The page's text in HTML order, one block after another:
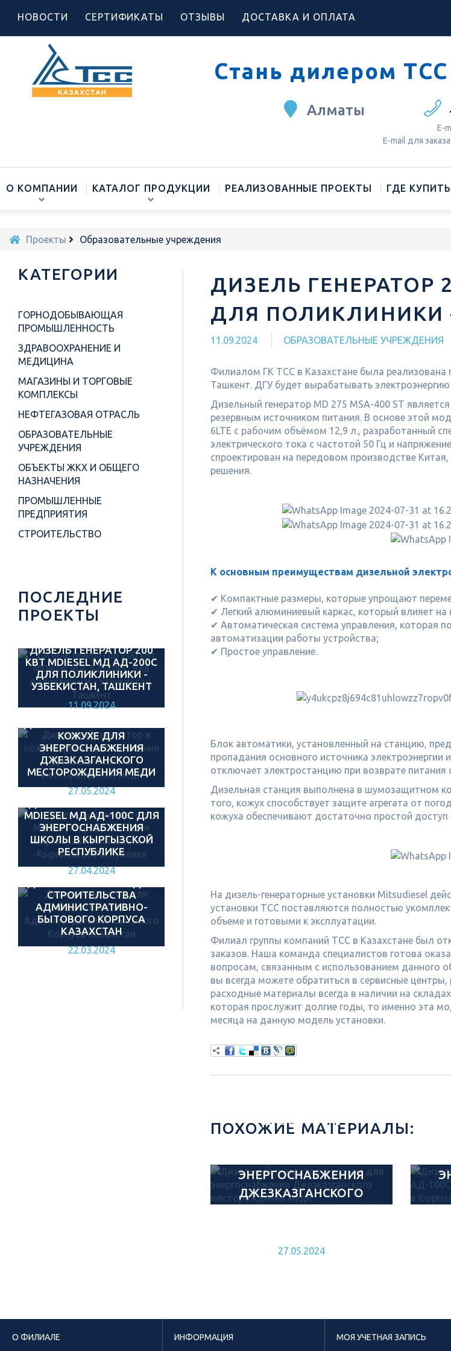
НОВОСТИ СЕРТИФИКАТЫ ОТЗЫВЫ ДОСТАВКА И ОПЛАТА
Стань дилером ТСС
Е-
Е-mail для
Алматы
О КОМПАНИИ КАТАЛОГ ПРОДУКЦИИ РЕАЛИЗОВАННЫЕ ПРОЕКТЫ ГДЕ КУПИТЬ
Проекты Образовательные учреждения
ДИЗЕЛЬ ГЕНЕРАТОР
ДЛЯ ПОЛИКЛИНИКИ
11.09.2024 ОБРАЗОВАТЕЛЬНЫЕ УЧРЕЖДЕНИЯ
Филиалом ГК ТСС в Казахстане была реализована
Ташкент. ДГУ будет вырабатывать
Дизельный генератор MD 275 MSA-400 ST
резервным источником питания. В основе этой
6LTE с рабочим объёмом 12,9 л., разработанный
электрического тока с частотой 50 Гц и
спроектирован на передовом производстве
решения.
К основным преимуществам дизельной
✔ Компактные размеры, которые упрощают
✔ Легкий алюминиевый каркас, который влияет на
✔ Автоматическая система управления, которая
автоматизации работы устройства;
✔ Простое управление.
Блок автоматики, установленный на станцию,
пропадания основного источника
отключает электростанцию при возврате питания
Дизельная станция выполнена в шумозащитном
того, кожух способствует защите агрегата от
кожуха обеспечивают достаточно простой
На дизель-генераторные установки Mitsudiesel
установки ТСС поставляются полностью
объеме и готовыми к эксплуатации.
Филиал группы компаний ТСС в Казахстане был
заказов. Наша команда специалистов готова
вопросам, связанным с использованием данного
вы всегда можете обратиться в сервисные
расходные материалы всегда в наличии на
которая прослужит долгие годы, то именно эта
месяца на данную модель установки.
ПОХОЖИЕ МАТЕРИАЛЫ:
ДИЗЕЛЬНЫЙ
ГЕНЕРАТОР В КОЖУХЕ
ЭНЕРГОСНАБЖЕНИЯ
ДЖЕЗКАЗГАНСКОГО
27.05.2024
КАТЕГОРИИ
ГОРНОДОБЫВАЮЩАЯ
ПРОМЫШЛЕННОСТЬ
ЗДРАВООХРАНЕНИЕ И
МЕДИЦИНА
МАГАЗИНЫ И ТОРГОВЫЕ
КОМПЛЕКСЫ
НЕФТЕГАЗОВАЯ ОТРАСЛЬ
ОБРАЗОВАТЕЛЬНЫЕ
УЧРЕЖДЕНИЯ
ОБЪЕКТЫ ЖКХ И ОБЩЕГО
НАЗНАЧЕНИЯ
ПРОМЫШЛЕННЫЕ
ПРЕДПРИЯТИЯ
СТРОИТЕЛЬСТВО
ПОСЛЕДНИЕ
ПРОЕКТЫ
ДИЗЕЛЬ ГЕНЕРАТОР 200
КВТ MDIESEL МД АД-200С
ДЛЯ ПОЛИКЛИНИКИ -
УЗБЕКИСТАН, ТАШКЕНТ
11.09.2024
КОЖУХЕ ДЛЯ
ЭНЕРГОСНАБЖЕНИЯ
ДЖЕЗКАЗГАНСКОГО
МЕСТОРОЖДЕНИЯ МЕДИ
27.05.2024
MDIESEL МД АД-100С ДЛЯ
ЭНЕРГОСНАБЖЕНИЯ
ШКОЛЫ В КЫРГЫЗСКОЙ
РЕСПУБЛИКЕ
27.04.2024
СТРОИТЕЛЬСТВА
АДМИНИСТРАТИВНО-
БЫТОВОГО КОРПУСА
КАЗАХСТАН
22.03.2024
О ФИЛИАЛЕ
ИНФОРМАЦИЯ МОЯ УЧЕТНАЯ ЗАПИСЬ